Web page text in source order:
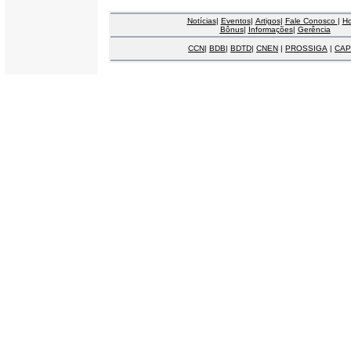
Notícias| Eventos| Artigos| Fale Conosco |
Bônus| Informações| Gerência
CCN| BDB| BDTD| CNEN | PROSSIGA |